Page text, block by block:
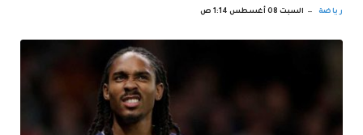
رياضة السبت 08 أغسطس 1:14 ص